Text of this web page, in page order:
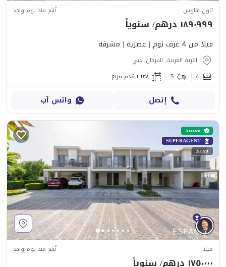
تاون هاوس نُشِر منذ يوم واحد
١٨٩٬٩٩٩ درهم/ سنوياً
فيلا من 4 غرف نوم | عصرية | مشرقة
القرية الغربية, الفرجان, دبي
4
5 ١٬٦٣٧ قدم مربع
إتصل واتس آب
معتمد
SUPERAGENT
جديد
فيلا نُشِر منذ يوم واحد
١٧٥٬٠٠٠ درهم/ سنوياً